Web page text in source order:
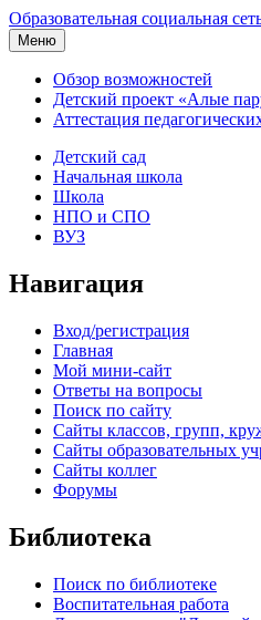
Образовательная социальная
Меню
Обзор возможностей
Детский проект «Алые
Аттестация
Детский сад
Начальная школа
Школа
НПО и СПО
ВУЗ
Навигация
Вход/регистрация
Главная
Мой мини-сайт
Ответы на вопросы
Поиск по сайту
Сайты классов, групп,
Сайты образовательных
Сайты коллег
Форумы
Библиотека
Поиск по библиотеке
Воспитательная работа